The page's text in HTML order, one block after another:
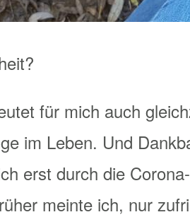
für mich auch
im Leben. Und
erst durch die
meinte ich, nur